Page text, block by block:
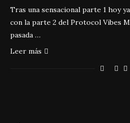
Tras una sensacional parte 1 hoy
con la parte 2 del Protocol Vibes
pasada …
Leer más